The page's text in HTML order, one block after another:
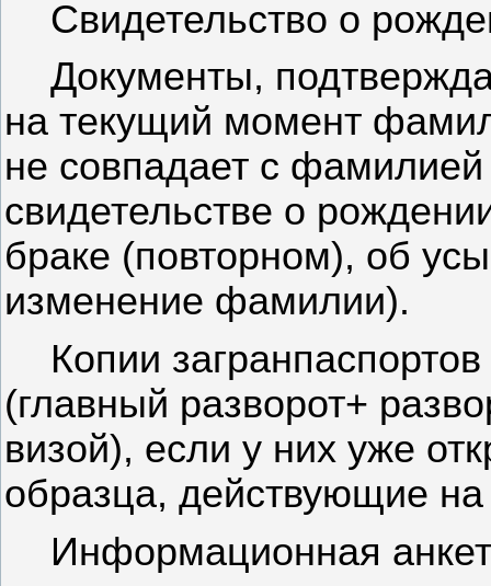
Свидетельство о
Документы,
на текущий момент
не совпадает с
свидетельстве о
браке (повторном), об
изменение фамилии).
Копии
(главный разворот+
визой), если у них уже
образца, действующие
Информационная